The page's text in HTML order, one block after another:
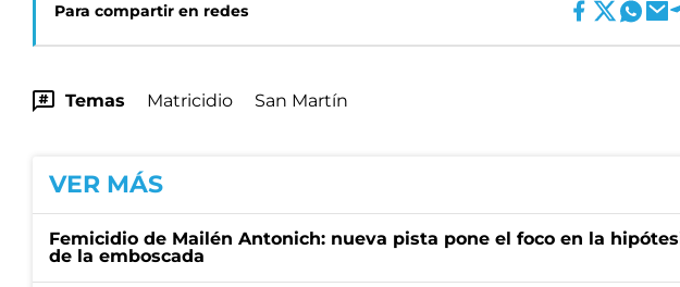
Para compartir en redes
Temas Matricidio San Martín
VER MÁS
Femicidio de Mailén Antonich: nueva pista pone el foco en la
de la emboscada